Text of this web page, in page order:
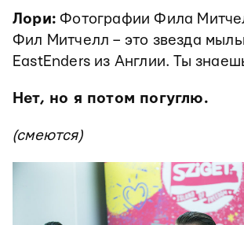
Лори: Фотографии Фила
Фил Митчелл – это звезда
EastEnders из Англии. Ты
Нет, но я потом погуглю.
(смеются)